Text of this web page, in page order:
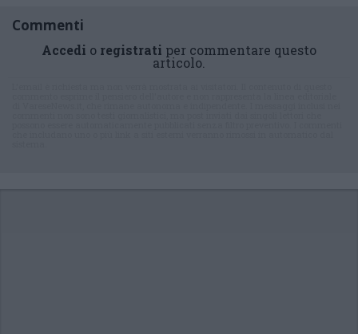
Commenti
Accedi o registrati per commentare questo
articolo.